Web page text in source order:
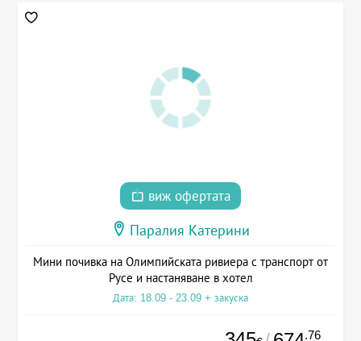
виж офертата
Паралия Катерини
Мини почивка на Олимпийската ривиера с транспорт от
Русе и настаняване в хотел
Дата: 18.09 - 23.09 + закуска
.76